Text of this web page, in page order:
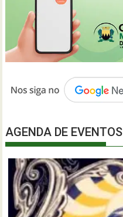
AGENDA DE EVENTOS